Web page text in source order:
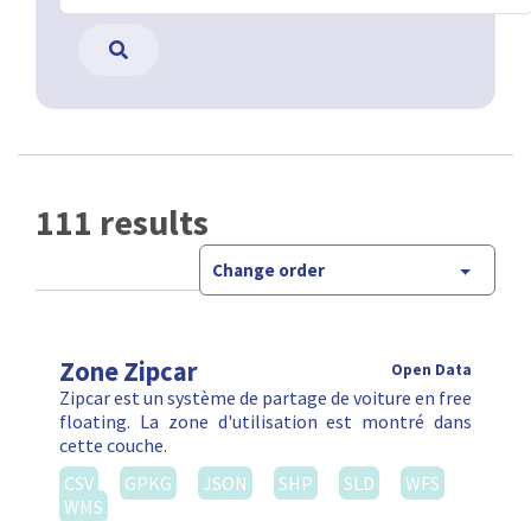
111 results
Change order
Zone Zipcar Open Data
Zipcar est un système de partage de voiture en free
floating. La zone d'utilisation est montré dans
cette couche.
CSV
GPKG JSON SHP SLD
WFS
WMS